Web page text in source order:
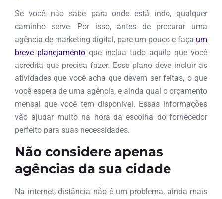
Se você não sabe para onde está indo, qualquer
caminho serve. Por isso, antes de procurar uma
agência de marketing digital, pare um pouco e faça um
breve planejamento que inclua tudo aquilo que você
acredita que precisa fazer. Esse plano deve incluir as
atividades que você acha que devem ser feitas, o que
você espera de uma agência, e ainda qual o orçamento
mensal que você tem disponível. Essas informações
vão ajudar muito na hora da escolha do fornecedor
perfeito para suas necessidades.
Não considere apenas
agências da sua cidade
Na internet, distância não é um problema, ainda mais